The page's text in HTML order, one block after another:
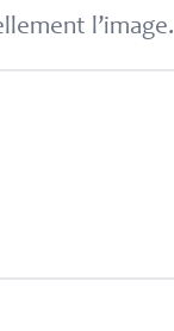
l’image.